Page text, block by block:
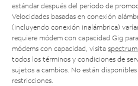
estándar después del período de
Velocidades basadas en conexión
(incluyendo conexión inalámbrica)
requiere módem con capacidad Gig
módems con capacidad, visita
todos los términos y condiciones de
sujetos a cambios. No están
restricciones.